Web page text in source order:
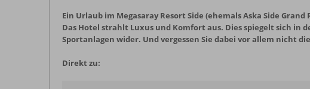
Ein Urlaub im Megasaray Resort Side (ehemals Aska Side
Das Hotel strahlt Luxus und Komfort aus. Dies spiegelt sich in
Sportanlagen wider. Und vergessen Sie dabei vor allem nicht
Direkt zu: